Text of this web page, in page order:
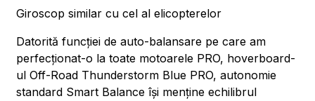
Giroscop similar cu cel al elicopterelor
Datorită funcției de auto-balansare pe care am
perfecționat-o la toate motoarele PRO, hoverboard-
ul Off-Road Thunderstorm Blue PRO, autonomie
standard Smart Balance își menține echilibrul